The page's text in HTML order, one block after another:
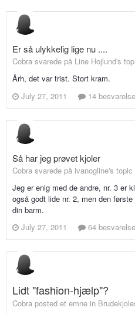
Er så ulykkelig lige nu ....
Cobra svarede på Line Hojlund's
Årh, det var trist. Stort kram.
July 27, 2011
14
Så har jeg prøvet kjoler
Cobra svarede på ivanogline's topic
Jeg er enig med de andre, nr. 3 er
også godt lide nr. 2, men den
din barm.
July 27, 2011
64
Lidt "fashion-hjælp"?
Cobra posted et emne in